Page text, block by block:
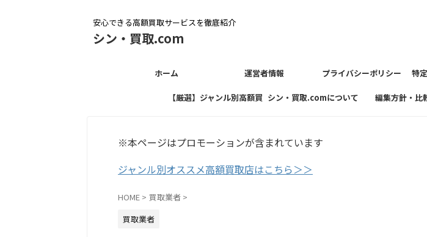
安心できる高額買取サービスを徹底紹介
シン・買取.com
ホーム 運営者情報 プライバシーポリシー 特
【厳選】ジャンル別高額買 シン・買取.comについて 編集方針・比
※本ページはプロモーションが含まれています
ジャンル別オススメ高額買取店はこちら＞＞
HOME > 買取業者 >
買取業者